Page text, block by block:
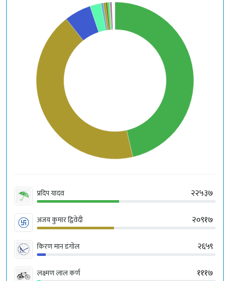
प्रदिप यादव २२५३७
अजय कुमार द्विवेदी २०९१७
किरण मान डंगोल २६५९
लक्ष्मण लाल कर्ण १११७